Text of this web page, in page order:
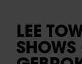
LEE